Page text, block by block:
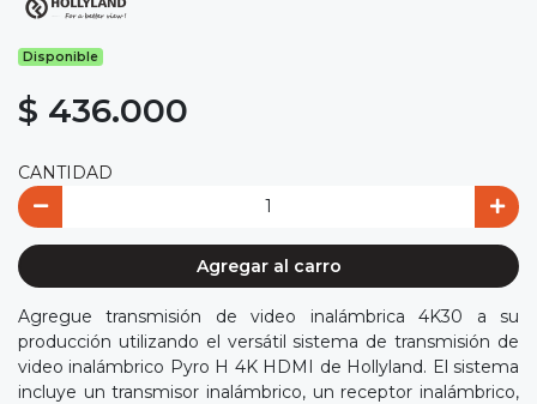
Disponible
$ 436.000
CANTIDAD
Agregar al carro
Agregue transmisión de video inalámbrica 4K30 a su
producción utilizando el versátil sistema de transmisión de
video inalámbrico Pyro H 4K HDMI de Hollyland. El sistema
incluye un transmisor inalámbrico, un receptor inalámbrico,